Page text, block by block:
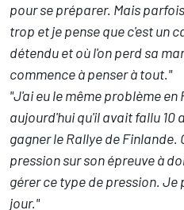
pour se préparer. Mais
trop et je pense que c'est un
détendu et où l'on perd sa
commence à penser à tout."
"J'ai eu le même problème
aujourd'hui qu'il avait fallu 10
gagner le Rallye de Finlande.
pression sur son épreuve à
gérer ce type de pression. Je
jour."